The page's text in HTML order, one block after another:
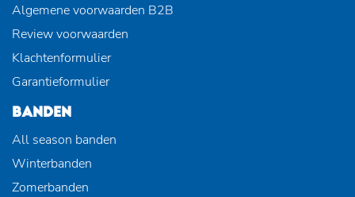
Algemene voorwaarden B2B
Review voorwaarden
Klachtenformulier
Garantieformulier
BANDEN
All season banden
Winterbanden
Zomerbanden